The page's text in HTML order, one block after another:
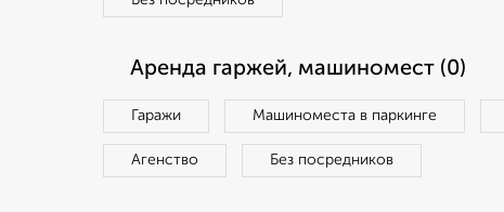
Аренда гаржей, машиномест (0)
Гаражи Машиноместа в паркинге
Агенство Без посредников